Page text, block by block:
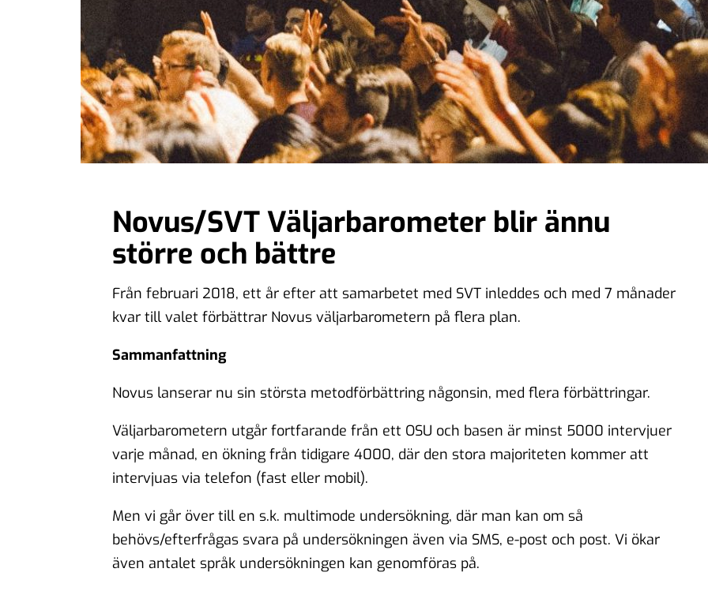
Novus/SVT Väljarbarometer blir ännu
större och bättre
Från februari 2018, ett år efter att samarbetet med SVT inleddes och med 7 månader
kvar till valet förbättrar Novus väljarbarometern på flera plan.
Sammanfattning
Novus lanserar nu sin största metodförbättring någonsin, med flera förbättringar.
Väljarbarometern utgår fortfarande från ett OSU och basen är minst 5000 intervjuer
varje månad, en ökning från tidigare 4000, där den stora majoriteten kommer att
intervjuas via telefon (fast eller mobil).
Men vi går över till en s.k. multimode undersökning, där man kan om så
behövs/efterfrågas svara på undersökningen även via SMS, e-post och post. Vi ökar
även antalet språk undersökningen kan genomföras på.